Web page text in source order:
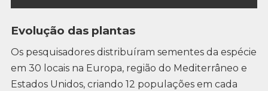
Evolução das plantas
Os pesquisadores distribuíram sementes da espécie
em 30 locais na Europa, região do Mediterrâneo e
Estados Unidos, criando 12 populações em cada